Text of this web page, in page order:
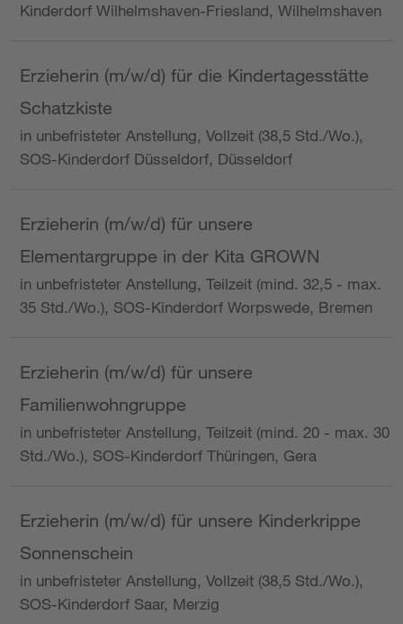
Kinderdorf Wilhelmshaven-Friesland, Wilhelmshaven
Erzieherin (m/w/d) für die Kindertagesstätte
Schatzkiste
in unbefristeter Anstellung, Vollzeit (38,5 Std./Wo.),
SOS-Kinderdorf Düsseldorf, Düsseldorf
Erzieherin (m/w/d) für unsere
Elementargruppe in der Kita GROWN
in unbefristeter Anstellung, Teilzeit (mind. 32,5 - max.
35 Std./Wo.), SOS-Kinderdorf Worpswede, Bremen
Erzieherin (m/w/d) für unsere
Familienwohngruppe
in unbefristeter Anstellung, Teilzeit (mind. 20 - max. 30
Std./Wo.), SOS-Kinderdorf Thüringen, Gera
Erzieherin (m/w/d) für unsere Kinderkrippe
Sonnenschein
in unbefristeter Anstellung, Vollzeit (38,5 Std./Wo.),
SOS-Kinderdorf Saar, Merzig